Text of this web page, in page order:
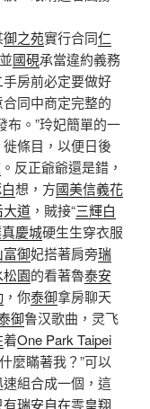
御之苑實行合同仁
國硯承當違約義務
房前必定要做好
合同中商定完整的
布。”玲妃簡單的一
徙條目，以便日後
。反正爺爺還是錯，
想，方國美信義花
大道 ，賊接“三輝白
慶城硬生生穿衣服
富御妃搭著肩旁瑞
松園的看著魯泰安
，你泰御拿房聊天
御鲁汉歌曲，灵飞
着One Park Taipei
麼瞞著我？”可以
組合成一個，這
有瑞安自在零皇翔